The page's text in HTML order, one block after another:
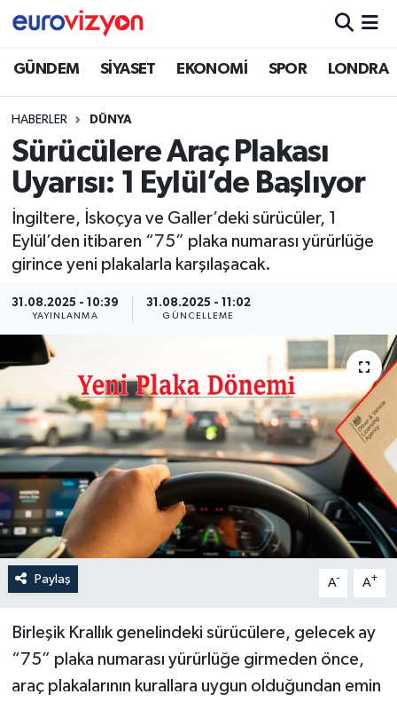
GÜNDEM SİYASET EKONOMİ SPOR LONDRA
HABERLER DÜNYA
Sürücülere Araç Plakası
Uyarısı: 1 Eylül’de Başlıyor
İngiltere, İskoçya ve Galler’deki sürücüler, 1
Eylül’den itibaren “75” plaka numarası yürürlüğe
girince yeni plakalarla karşılaşacak.
31.08.2025 - 10:39
YAYINLANMA
31.08.2025 - 11:02
GÜNCELLEME
Paylaş A- A+
Birleşik Krallık genelindeki sürücülere, gelecek ay
“75” plaka numarası yürürlüğe girmeden önce,
araç plakalarının kurallara uygun olduğundan emin